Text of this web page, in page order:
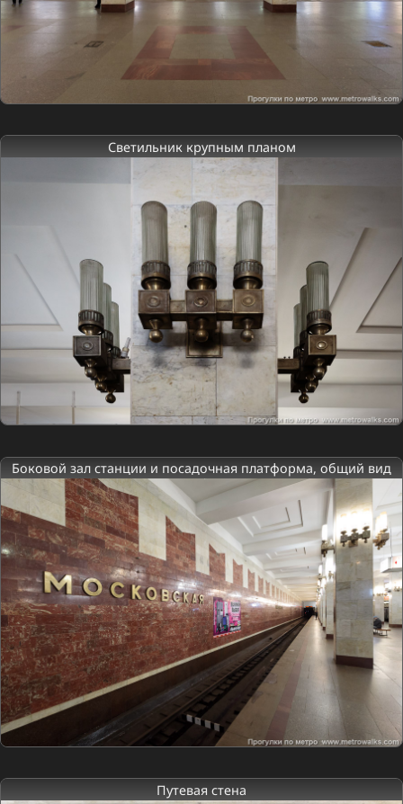
Светильник крупным планом
Боковой зал станции и посадочная платформа, общий вид
Путевая стена